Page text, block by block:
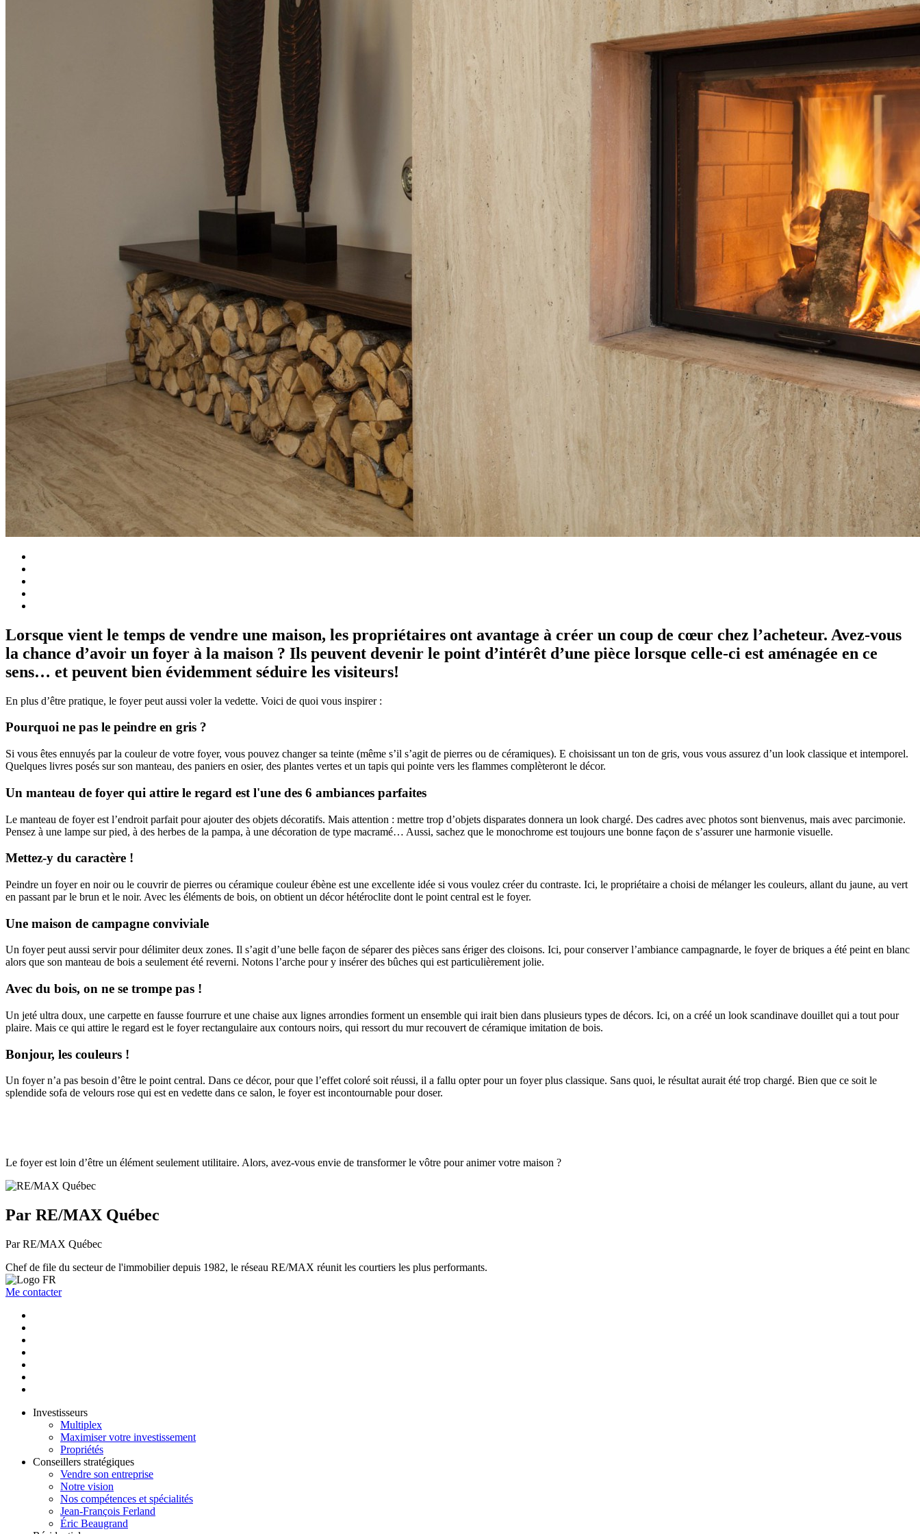
Lorsque vient le temps de vendre une maison, les propriétaires ont avantage à créer un coup de cœur chez l’acheteur. Avez-vous
la chance d’avoir un foyer à la maison ? Ils peuvent devenir le point d’intérêt d’une pièce lorsque celle-ci est aménagée en ce
sens… et peuvent bien évidemment séduire les visiteurs!
En plus d’être pratique, le foyer peut aussi voler la vedette. Voici de quoi vous inspirer :
Pourquoi ne pas le peindre en gris ?
Si vous êtes ennuyés par la couleur de votre foyer, vous pouvez changer sa teinte (même s’il s’agit de pierres ou de céramiques). E choisissant un ton de gris, vous vous assurez d’un look classique et intemporel.
Quelques livres posés sur son manteau, des paniers en osier, des plantes vertes et un tapis qui pointe vers les flammes complèteront le décor.
Un manteau de foyer qui attire le regard est l'une des 6 ambiances parfaites
Le manteau de foyer est l’endroit parfait pour ajouter des objets décoratifs. Mais attention : mettre trop d’objets disparates donnera un look chargé. Des cadres avec photos sont bienvenus, mais avec parcimonie.
Pensez à une lampe sur pied, à des herbes de la pampa, à une décoration de type macramé… Aussi, sachez que le monochrome est toujours une bonne façon de s’assurer une harmonie visuelle.
Mettez-y du caractère !
Peindre un foyer en noir ou le couvrir de pierres ou céramique couleur ébène est une excellente idée si vous voulez créer du contraste. Ici, le propriétaire a choisi de mélanger les couleurs, allant du jaune, au vert
en passant par le brun et le noir. Avec les éléments de bois, on obtient un décor hétéroclite dont le point central est le foyer.
Une maison de campagne conviviale
Un foyer peut aussi servir pour délimiter deux zones. Il s’agit d’une belle façon de séparer des pièces sans ériger des cloisons. Ici, pour conserver l’ambiance campagnarde, le foyer de briques a été peint en blanc
alors que son manteau de bois a seulement été reverni. Notons l’arche pour y insérer des bûches qui est particulièrement jolie.
Avec du bois, on ne se trompe pas !
Un jeté ultra doux, une carpette en fausse fourrure et une chaise aux lignes arrondies forment un ensemble qui irait bien dans plusieurs types de décors. Ici, on a créé un look scandinave douillet qui a tout pour
plaire. Mais ce qui attire le regard est le foyer rectangulaire aux contours noirs, qui ressort du mur recouvert de céramique imitation de bois.
Bonjour, les couleurs !
Un foyer n’a pas besoin d’être le point central. Dans ce décor, pour que l’effet coloré soit réussi, il a fallu opter pour un foyer plus classique. Sans quoi, le résultat aurait été trop chargé. Bien que ce soit le
splendide sofa de velours rose qui est en vedette dans ce salon, le foyer est incontournable pour doser.
Le foyer est loin d’être un élément seulement utilitaire. Alors, avez-vous envie de transformer le vôtre pour animer votre maison ?
Par RE/MAX Québec
Par RE/MAX Québec
Chef de file du secteur de l'immobilier depuis 1982, le réseau RE/MAX réunit les courtiers les plus performants.
Me contacter
Investisseurs
Multiplex
Maximiser votre investissement
Propriétés
Conseillers stratégiques
Vendre son entreprise
Notre vision
Nos compétences et spécialités
Jean-François Ferland
Éric Beaugrand